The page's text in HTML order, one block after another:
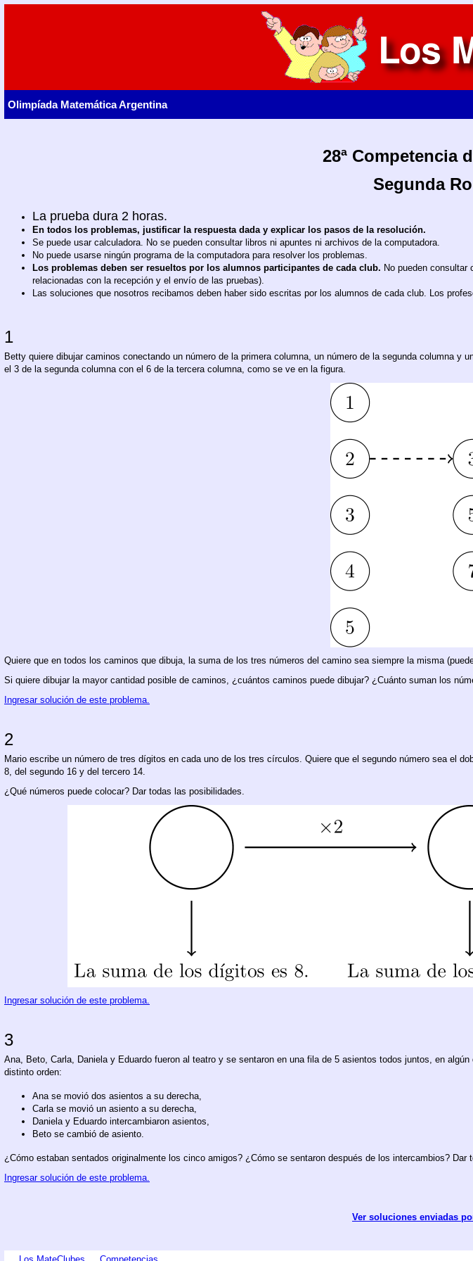
Olimpíada Matemática Argentina
28ª Competencia
Segunda
La prueba dura 2 horas.
En todos los problemas, justificar la respuesta dada y explicar los pasos de la resolución.
Se puede usar calculadora. No se pueden consultar libros ni apuntes ni archivos de la computadora.
No puede usarse ningún programa de la computadora para resolver los problemas.
Los problemas deben ser resueltos por los alumnos participantes de cada club. No pueden
relacionadas con la recepción y el envío de las pruebas).
Las soluciones que nosotros recibamos deben haber sido escritas por los alumnos de cada club. Los
1
Betty quiere dibujar caminos conectando un número de la primera columna, un número de la segunda columna
el 3 de la segunda columna con el 6 de la tercera columna, como se ve en la figura.
Quiere que en todos los caminos que dibuja, la suma de los tres números del camino sea siempre la misma
Si quiere dibujar la mayor cantidad posible de caminos, ¿cuántos caminos puede dibujar? ¿Cuánto suman los
Ingresar solución de este problema.
2
Mario escribe un número de tres dígitos en cada uno de los tres círculos. Quiere que el segundo número sea el
8, del segundo 16 y del tercero 14.
¿Qué números puede colocar? Dar todas las posibilidades.
Ingresar solución de este problema.
3
Ana, Beto, Carla, Daniela y Eduardo fueron al teatro y se sentaron en una fila de 5 asientos todos juntos, en
distinto orden:
Ana se movió dos asientos a su derecha,
Carla se movió un asiento a su derecha,
Daniela y Eduardo intercambiaron asientos,
Beto se cambió de asiento.
¿Cómo estaban sentados originalmente los cinco amigos? ¿Cómo se sentaron después de los intercambios? Dar
Ingresar solución de este problema.
Ver soluciones enviadas